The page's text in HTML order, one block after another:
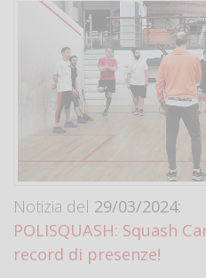
Notizia del 29/03/2024:
POLISQUASH: Squash
record di presenze!